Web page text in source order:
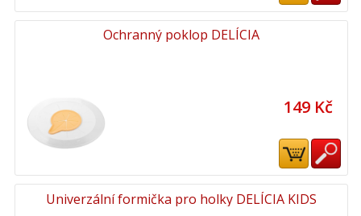
Ochranný poklop DELÍCIA
149 Kč
Univerzální formička pro holky DELÍCIA KIDS